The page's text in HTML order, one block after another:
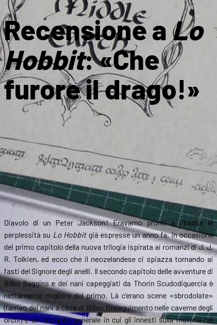
Recensione aLo
Hobbit: «Che
furore il drago!»
Diavolo di un Peter Jackson! Eravamo pronti a ribadire le
perplessità su Lo Hobbitgià espresse un anno fa, in occasione
del primo capitolo della nuova trilogia ispirata ai romanzi di J. J.
R. Tolkien, ed ecco che il neozelandese ci spiazza tornando ai
fasti del Signore degli anelli. Il secondo capitolo delle avventure di
Bilbo Baggins e dei nani capeggiati da Thorin Scudodiquercia è
nettamente migliore del primo. Là c’erano scene «sbrodolate»
(l’arrivo dei nani a casa di Bilbo, l’inseguimento nelle caverne degli
orchi) e un impianto generale in cui gli innesti sulla materia del